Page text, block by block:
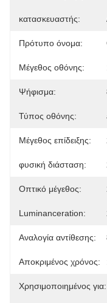
κατασκευαστής:
Πρότυπο όνομα:
Μέγεθος οθόνης:
Ψήφισμα:
Τύπος οθόνης:
Μέγεθος επίδειξης:
φυσική διάσταση:
Οπτικό μέγεθος:
Luminanceration:
Αναλογία αντίθεσης:
Αποκριμένος χρόνος:
Χρησιμοποιημένος για: